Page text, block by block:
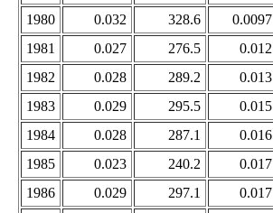
1980
0.032 328.6 0.0097
1981
0.027 276.5 0.012
1982
0.028 289.2 0.013
1983
0.029 295.5 0.015
1984
0.028 287.1 0.016
1985
0.023 240.2 0.017
1986
0.029 297.1 0.017